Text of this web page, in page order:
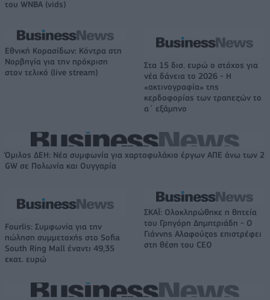
του WNBA (vids)
Εθνική Κορασίδων: Κόντρα στη
Νορβηγία για την πρόκριση
στον τελικό (live stream)
Στα 15 δισ. ευρώ ο στόχος για
νέα δάνεια το 2026 - Η
«ακτινογραφία» της
κερδοφορίας των τραπεζών το
α΄ εξάμηνο
Όμιλος ΔΕΗ: Νέα συμφωνία για χαρτοφυλάκιο έργων ΑΠΕ άνω των 2
GW σε Πολωνία και Ουγγαρία
Fourlis: Συμφωνία για την
πώληση συμμετοχής στο Sofia
South Ring Mall έναντι 49,35
εκατ. ευρώ
ΣΚΑΪ: Ολοκληρώθηκε η θητεία
του Γρηγόρη Δημητριάδη - Ο
Γιάννης Αλαφούζος επιστρέφει
στη θέση του CEO